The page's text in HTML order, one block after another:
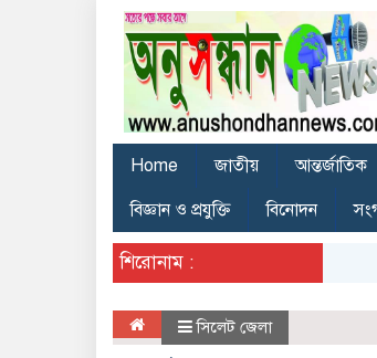
Home জাতীয় আন্তর্জাতিক
বিজ্ঞান ও প্রযুক্তি
বিনোদন
শিরোনাম :
সিলেট জেলা